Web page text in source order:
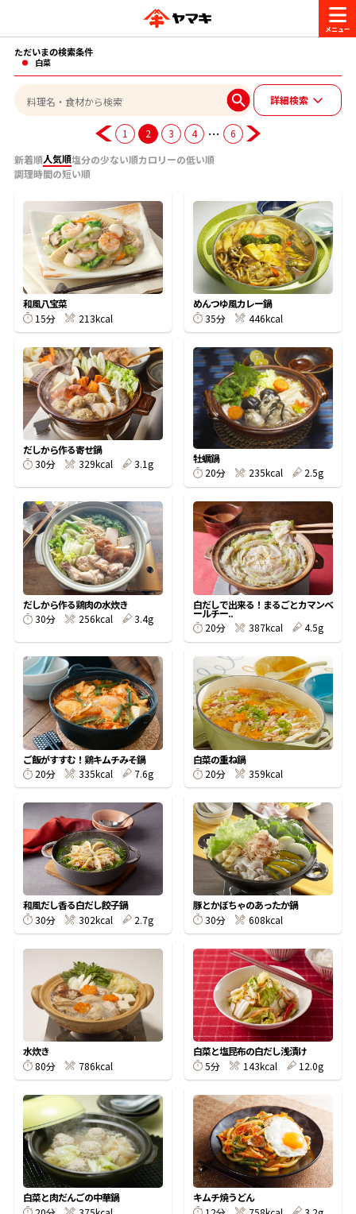
商品情報
ヤマキ『めんつゆ』 ヤマキ 割烹白だし
旨さ、別格。だし屋の鍋
楽チン鍋®
楽チン屋® ストレートつゆ
新鮮一番 『氷熟®』
『踊り節』
鰹節屋の
だしパック
レシピ
おいしいレシピを探す
おいしいレシピトップ
主食レシピ
主菜レシピ
汁物レシピ
時短レシピ
おいしいレシピを商品から探す
かつお節レシピ
めんつゆレシピ
割烹白だしレシピ
レシピ特設サイト
割烹白だしレシピ特集
だし巻き卵特集
かつおだしが決め手！簡単茶碗蒸し
かつお節・だしを楽しむ
かつお節・だしを知る
だしの取り方
かつお節の削り方
かつお節・だしをもっと知る
ヤマキ かつお節プラス®
かつお節・だしを楽しむ
だしコミュ
CM・キャンペーン
キャンペーン一覧
企業・採用情報
企業情報
- 百年対話
- ヤマキ かつお節プラス®
採用情報
- ジョブリターン制
お問い合わせ
ヤマキお客様相談室
オンラインショップ
コミュニティサイト
Global
ただいまの検索条件
白菜
詳細検索
1 2 3 4 …
6
新着順人気順塩分の少ない順カロリーの低い順
調理時間の短い順
和風八宝菜
15分
213kcal
めんつゆ風カレー鍋
35分
446kcal
だしから作る寄せ鍋
30分
329kcal 3.1g
牡蠣鍋
20分
235kcal 2.5g
だしから作る鶏肉の水炊き
30分
256kcal 3.4g
白だしで出来る！まるごとカマンベ
ールチー..
20分
387kcal 4.5g
ご飯がすすむ！鶏キムチみそ鍋
20分
335kcal 7.6g
白菜の重ね鍋
20分
359kcal
和風だし香る白だし餃子鍋
30分
302kcal 2.7g
豚とかぼちゃのあったか鍋
30分
608kcal
水炊き
80分
786kcal
白菜と塩昆布の白だし浅漬け
5分
143kcal 12.0g
白菜と肉だんごの中華鍋
キムチ焼うどん